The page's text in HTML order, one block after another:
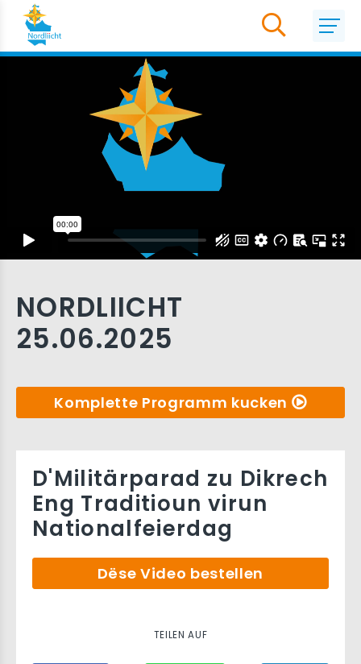
NORDLIICHT
25.06.2025
Komplette Programm kucken
D'Militärparad zu Dikrech
Eng Traditioun virun
Nationalfeierdag
Dëse Video bestellen
TEILEN AUF